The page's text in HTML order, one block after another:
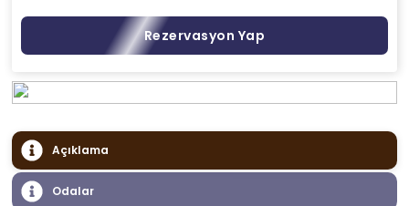
Rezervasyon Yap
Açıklama
Odalar